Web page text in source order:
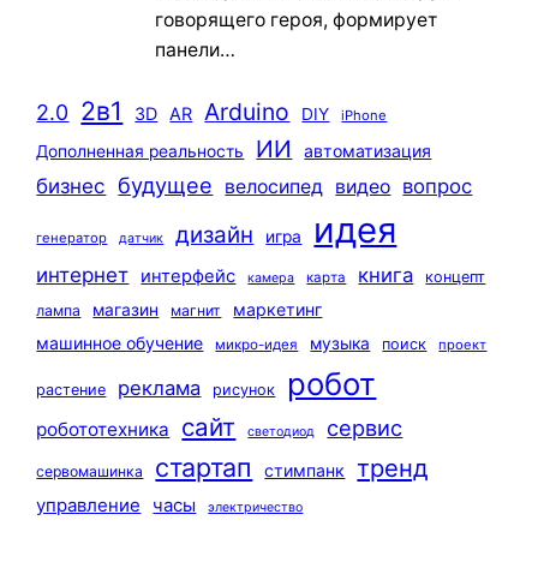
говорящего героя, формирует
панели…
2.0 2в1 3D AR Arduino DIY iPhone
Дополненная реальность ИИ автоматизация
бизнес будущее велосипед видео вопрос
генератор датчик дизайн игра идея
интернет интерфейс камера карта книга
концепт
лампа
магазин магнит
маркетинг
машинное обучение
микро-идея музыка поиск проект
растение реклама рисунок робот
робототехника сайт светодиод сервис
сервомашинка стартап стимпанк тренд
управление часы электричество